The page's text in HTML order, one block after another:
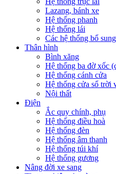
Lazang, bánh xe
Hệ thống phanh
Hệ thống lái
Các hệ thống bổ sung
Thân hình
Bình xăng
Hệ thống ba đờ xốc
Hệ thống cánh cửa
Hệ thống cửa sổ trời
Nội thất
Điện
Ắc quy chính, phụ
Hệ thống điều hoà
Hệ thống đèn
Hệ thống âm thanh
Hệ thống túi khí
Hệ thống gương
Nâng đời xe sang